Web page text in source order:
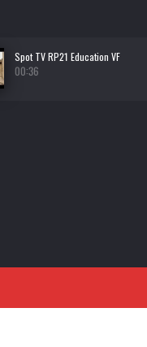
Spot TV RP21 Education VF
00:36